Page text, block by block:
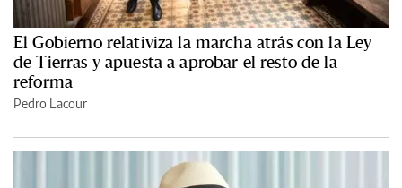
El Gobierno relativiza la marcha atrás con la Ley
de Tierras y apuesta a aprobar el resto de la
reforma
Pedro Lacour